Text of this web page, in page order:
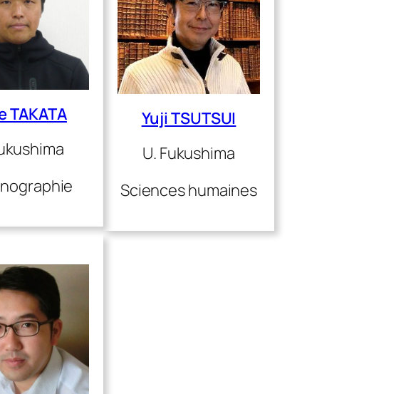
TAKATA
Yuji TSUTSUI
U. Fukushima
Sciences humaines